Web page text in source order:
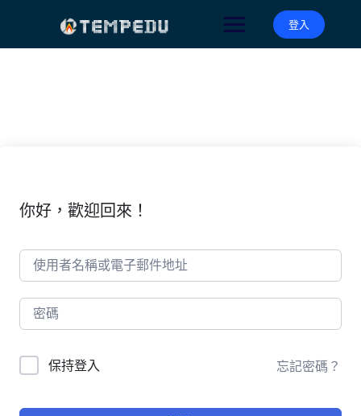
登入
你好，歡迎回來！
保持登入 忘記密碼？